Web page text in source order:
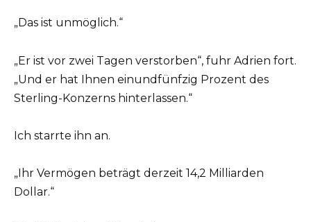
„Das ist unmöglich.“
„Er ist vor zwei Tagen verstorben“, fuhr Adrien fort.
„Und er hat Ihnen einundfünfzig Prozent des
Sterling-Konzerns hinterlassen.“
Ich starrte ihn an.
„Ihr Vermögen beträgt derzeit 14,2 Milliarden
Dollar.“